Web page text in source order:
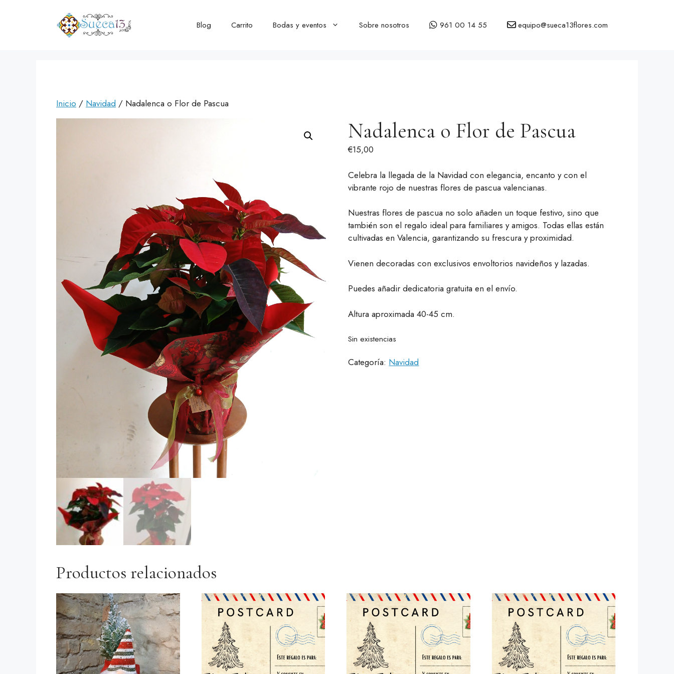
Blog Carrito Bodas y eventos Sobre nosotros 961 00 14 55 equipo@sueca13flores.com
Inicio / Navidad / Nadalenca o Flor de Pascua
Nadalenca o Flor de Pascua
€15,00
Celebra la llegada de la Navidad con elegancia, encanto y con el
vibrante rojo de nuestras flores de pascua valencianas.
Nuestras flores de pascua no solo añaden un toque festivo, sino que
también son el regalo ideal para familiares y amigos. Todas ellas están
cultivadas en Valencia, garantizando su frescura y proximidad.
Vienen decoradas con exclusivos envoltorios navideños y lazadas.
Puedes añadir dedicatoria gratuita en el envío.
Altura aproximada 40-45 cm.
Sin existencias
Categoría: Navidad
Productos relacionados